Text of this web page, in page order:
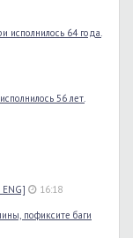
64 года.
56 лет.
16:18
пофиксите баги